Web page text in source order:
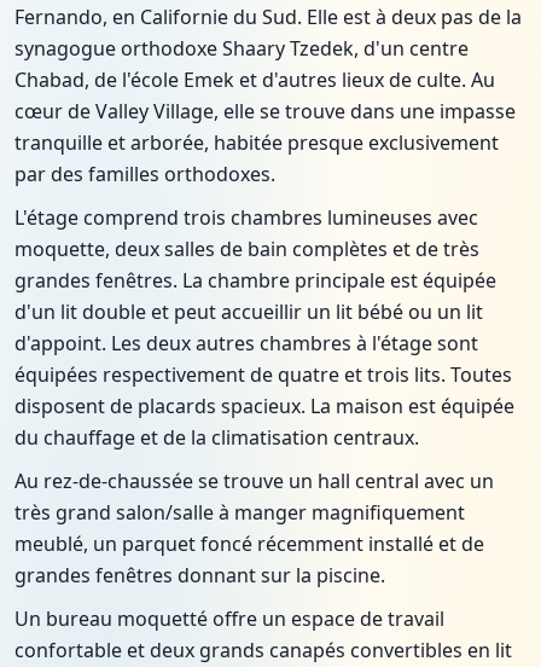
Fernando, en Californie du Sud. Elle est à deux pas de la
synagogue orthodoxe Shaary Tzedek, d'un centre
Chabad, de l'école Emek et d'autres lieux de culte. Au
cœur de Valley Village, elle se trouve dans une impasse
tranquille et arborée, habitée presque exclusivement
par des familles orthodoxes.
L'étage comprend trois chambres lumineuses avec
moquette, deux salles de bain complètes et de très
grandes fenêtres. La chambre principale est équipée
d'un lit double et peut accueillir un lit bébé ou un lit
d'appoint. Les deux autres chambres à l'étage sont
équipées respectivement de quatre et trois lits. Toutes
disposent de placards spacieux. La maison est équipée
du chauffage et de la climatisation centraux.
Au rez-de-chaussée se trouve un hall central avec un
très grand salon/salle à manger magnifiquement
meublé, un parquet foncé récemment installé et de
grandes fenêtres donnant sur la piscine.
Un bureau moquetté offre un espace de travail
confortable et deux grands canapés convertibles en lit